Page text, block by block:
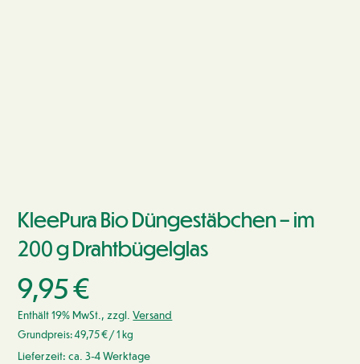
KleePura Bio Düngestäbchen – im
200 g Drahtbügelglas
9,95€
Enthält 19% MwSt., zzgl.Versand
Grundpreis:49,75€/ 1 kg
Lieferzeit: ca. 3-4 Werktage